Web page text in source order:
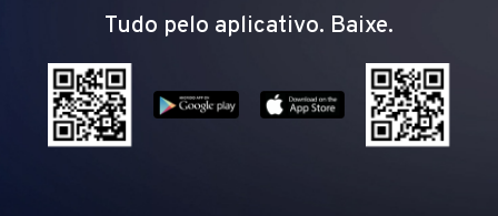
Tudo pelo aplicativo. Baixe.